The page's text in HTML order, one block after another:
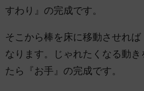
すわり』の完成です。
そこから棒を床に移動させれば
なります。じゃれたくなる動
たら『お手』の完成です。